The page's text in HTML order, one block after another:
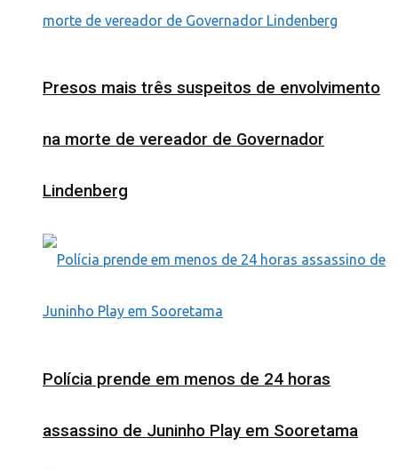
Presos mais três suspeitos de envolvimento
na morte de vereador de Governador
Lindenberg
Polícia prende em menos de 24 horas
assassino de Juninho Play em Sooretama